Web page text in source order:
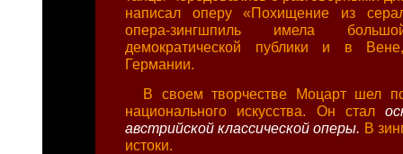
написал оперу «Похищение из
опера-зингшпиль имела
демократической публики и в
Германии.
В своем творчестве Моцарт шел
национального искусства. Он стал
австрийской классической оперы. В
истоки.